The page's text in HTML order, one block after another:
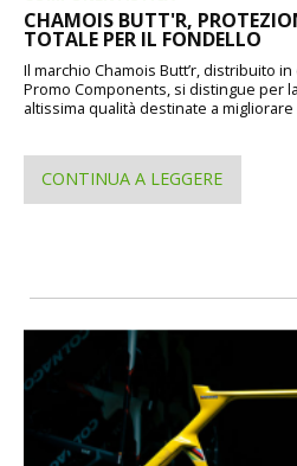
CHAMOIS BUTT'R,
TOTALE PER IL FONDELLO
Il marchio Chamois Butt’r, distribuito
Promo Components, si distingue per
altissima qualità destinate a
CONTINUA A LEGGERE